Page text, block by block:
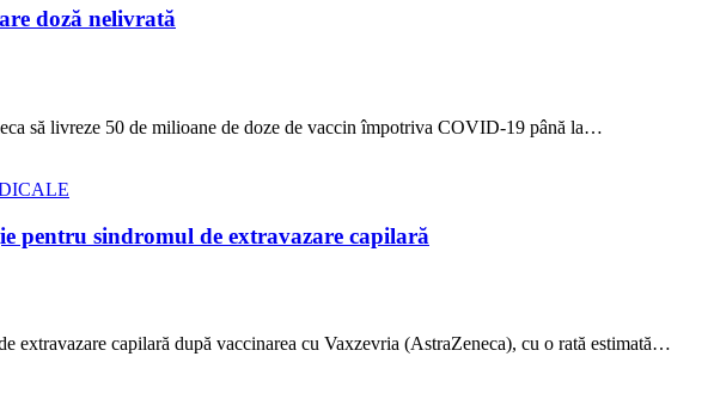
doză nelivrată
să livreze 50 de milioane de doze de vaccin împotriva COVID-19 până la…
pentru sindromul de extravazare capilară
extravazare capilară după vaccinarea cu Vaxzevria (AstraZeneca), cu o rată estimată…